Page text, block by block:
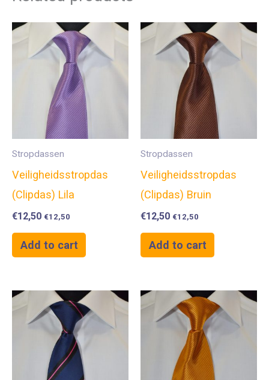
Stropdassen
Veiligheidsstropdas
(Clipdas) Lila
€12,50 €12,50
Add to cart
Stropdassen
Veiligheidsstropdas
(Clipdas) Bruin
€12,50 €12,50
Add to cart